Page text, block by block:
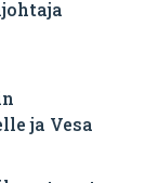
ja Vesa